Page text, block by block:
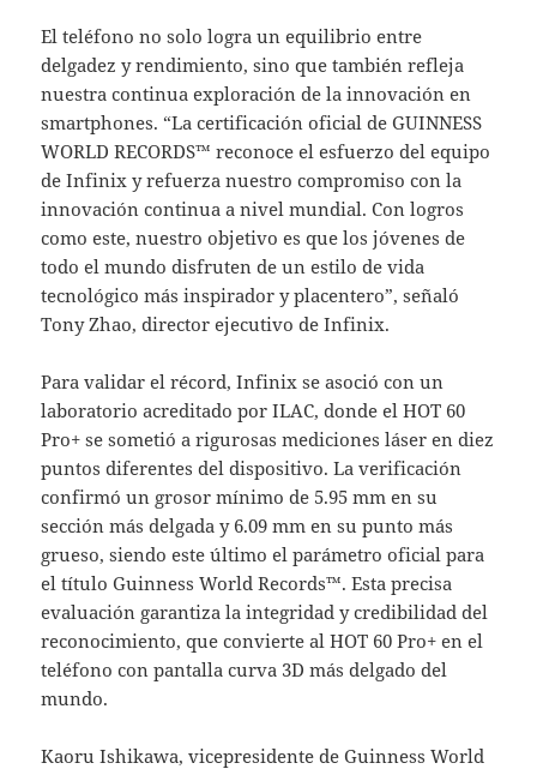
El teléfono no solo logra un equilibrio entre
delgadez y rendimiento, sino que también refleja
nuestra continua exploración de la innovación en
smartphones. “La certificación oficial de GUINNESS
WORLD RECORDS™ reconoce el esfuerzo del equipo
de Infinix y refuerza nuestro compromiso con la
innovación continua a nivel mundial. Con logros
como este, nuestro objetivo es que los jóvenes de
todo el mundo disfruten de un estilo de vida
tecnológico más inspirador y placentero”, señaló
Tony Zhao, director ejecutivo de Infinix.
Para validar el récord, Infinix se asoció con un
laboratorio acreditado por ILAC, donde el HOT 60
Pro+ se sometió a rigurosas mediciones láser en diez
puntos diferentes del dispositivo. La verificación
confirmó un grosor mínimo de 5.95 mm en su
sección más delgada y 6.09 mm en su punto más
grueso, siendo este último el parámetro oficial para
el título Guinness World Records™. Esta precisa
evaluación garantiza la integridad y credibilidad del
reconocimiento, que convierte al HOT 60 Pro+ en el
teléfono con pantalla curva 3D más delgado del
mundo.
Kaoru Ishikawa, vicepresidente de Guinness World